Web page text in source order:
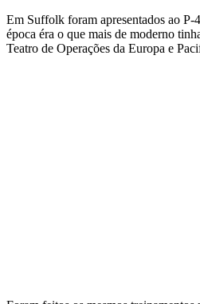
Em Suffolk foram apresentados ao P-
época éra o que mais de moderno
Teatro de Operações da Europa e